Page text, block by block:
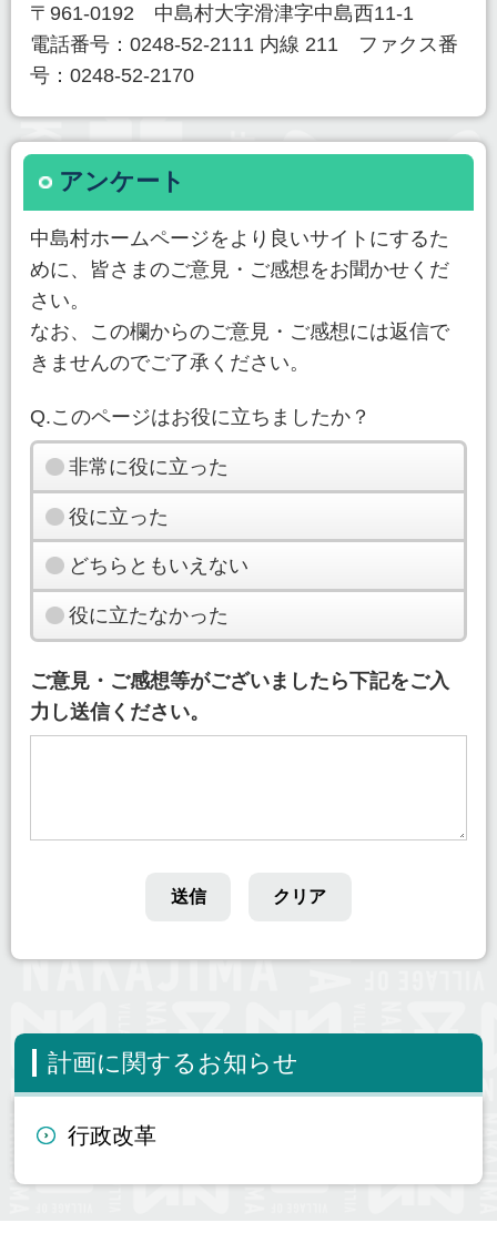
〒961-0192 中島村大字滑津字中島西11-1
電話番号：0248-52-2111 内線 211 ファクス番
号：0248-52-2170
アンケート
中島村ホームページをより良いサイトにするた
めに、皆さまのご意見・ご感想をお聞かせくだ
さい。
なお、この欄からのご意見・ご感想には返信で
きませんのでご了承ください。
Q.このページはお役に立ちましたか？
非常に役に立った
役に立った
どちらともいえない
役に立たなかった
ご意見・ご感想等がございましたら下記をご入
力し送信ください。
計画に関するお知らせ
行政改革